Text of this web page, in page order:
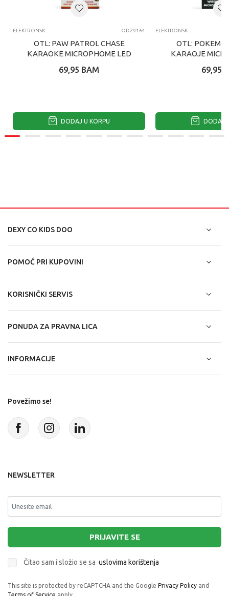
OD29164
OTL: PAW PATROL CHASE
KARAOKE MICROPHOME LED
69,95 BAM
DODAJ U KORPU
OTL:
KARAOJE
69,95
DODAJ
DEXY CO KIDS DOO
POMOĆ PRI KUPOVINI
KORISNIČKI SERVIS
PONUDA ZA PRAVNA LICA
INFORMACIJE
Povežimo se!
NEWSLETTER
PRIJAVITE SE
Čitao sam i složio se sa uslovima korištenja
This site is protected by reCAPTCHA and the Google Privacy Policy and